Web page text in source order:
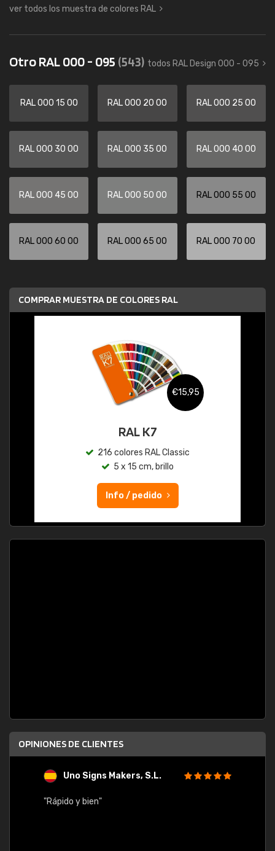
ver todos los muestra de colores RAL
Otro RAL 000 - 095 (543) todos RAL Design 000 - 095
RAL 000 15 00 RAL 000 20 00 RAL 000 25 00
RAL 000 30 00 RAL 000 35 00 RAL 000 40 00
RAL 000 45 00 RAL 000 50 00 RAL 000 55 00
RAL 000 60 00 RAL 000 65 00 RAL 000 70 00
COMPRAR MUESTRA DE COLORES RAL
€15,95
RAL K7
216 colores RAL Classic
5 x 15 cm, brillo
Info / pedido
OPINIONES DE CLIENTES
Uno Signs Makers, S.L.
"Rápido y bien"